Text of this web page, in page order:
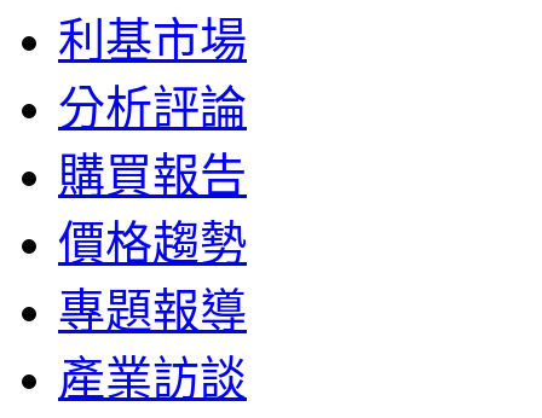
利基市場
分析評論
購買報告
價格趨勢
專題報導
產業訪談